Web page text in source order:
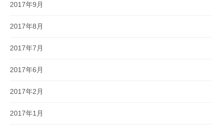
2017年9月
2017年8月
2017年7月
2017年6月
2017年2月
2017年1月